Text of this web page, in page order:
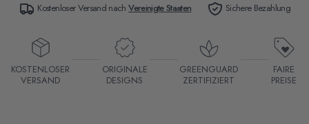
Kostenloser Versand nachVereinigte Staaten Sichere Bezahlung
KOSTENLOSER
VERSAND
ORIGINALE
DESIGNS
GREENGUARD
ZERTIFIZIERT
FAIRE
PREISE